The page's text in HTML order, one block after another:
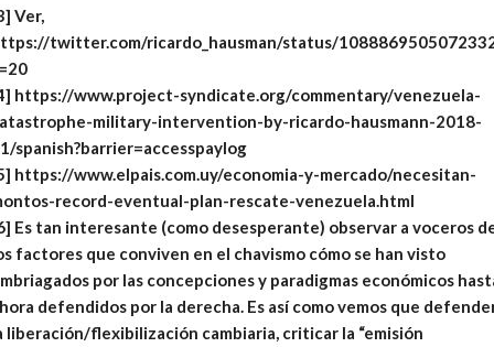
Ver,
twitter.com/ricardo_hausman/status/
https://www.project-syndicate.org/commentary/venezuela-
military-intervention-by-ricardo-hausmann-2018-
spanish?barrier=accesspaylog
https://www.elpais.com.uy/economia-y-mercado/necesitan-
record-eventual-plan-rescate-venezuela.html
Es tan interesante (como desesperante) observar a voceros
factores que conviven en el chavismo cómo se han visto
por las concepciones y paradigmas económicos
defendidos por la derecha. Es así como vemos que
liberación/flexibilización cambiaria, criticar la “emisión